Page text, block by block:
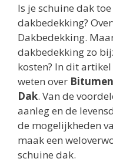
Is je schuine dak
dakbedekking?
Dakbedekking.
dakbedekking zo
kosten? In dit
weten over
Dak. Van de
aanleg en de
de mogelijkheden
maak een
schuine dak.